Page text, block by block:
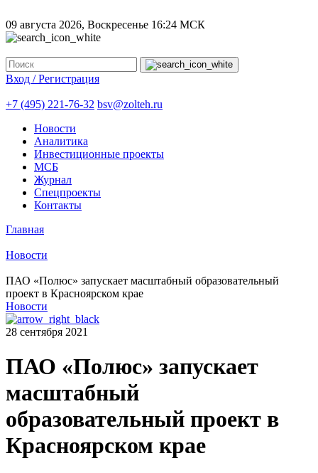
09 августа 2026, Воскресенье 16:24 МСК
Вход / Регистрация
+7 (495) 221-76-32 bsv@zolteh.ru
Новости
Аналитика
Инвестиционные проекты
МСБ
Журнал
Спецпроекты
Контакты
Главная
Новости
ПАО «Полюс» запускает масштабный образовательный
проект в Красноярском крае
Новости
28 сентября 2021
ПАО «Полюс» запускает
масштабный
образовательный проект в
Красноярском крае